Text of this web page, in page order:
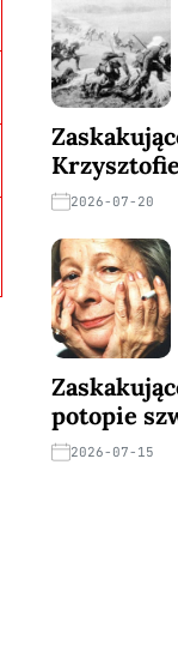
2026-07-20
potopie
2026-07-15